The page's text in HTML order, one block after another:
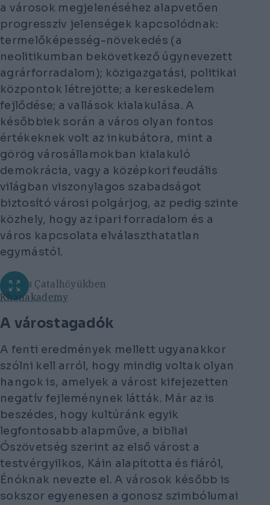
a városok megjelenéséhez alapvetően
progresszív jelenségek kapcsolódnak:
termelőképesség-növekedés (a
neolitikumban bekövetkező úgynevezett
agrárforradalom); közigazgatási, politikai
központok létrejötte; a kereskedelem
fejlődése; a vallások kialakulása. A
későbbiek során a város olyan fontos
értékeknek volt az inkubátora, mint a
görög városállamokban kialakuló
demokrácia, vagy a középkori feudális
világban viszonylagos szabadságot
biztosító városi polgárjog, az pedig szinte
közhely, hogy az ipari forradalom és a
város kapcsolata elválaszthatatlan
egymástól.
Ásatás Çatalhöyükben
Khanakademy
A várostagadók
A fenti eredmények mellett ugyanakkor
szólni kell arról, hogy mindig voltak olyan
hangok is, amelyek a várost kifejezetten
negatív fejleménynek látták. Már az is
beszédes, hogy kultúránk egyik
legfontosabb alapműve, a bibliai
Ószövetség szerint az első várost a
testvérgyilkos, Káin alapította és fiáról,
Énóknak nevezte el. A városok később is
sokszor egyenesen a gonosz szimbólumai